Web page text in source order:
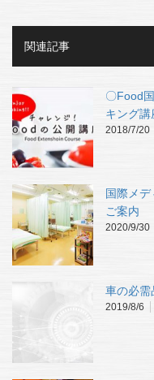
関連記事
〇Food
キング講
2018/7/20
国際メ
ご案内
2020/9/30
車の必需
2019/8/6